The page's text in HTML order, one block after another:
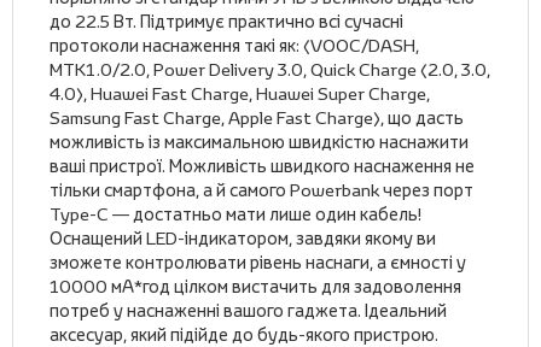
до 22.5 Вт. Підтримує практично всі сучасні
протоколи наснаження такі як: (VOOC/DASH,
MTK1.0/2.0, Power Delivery 3.0, Quick Charge (2.0, 3.0,
4.0), Huawei Fast Charge, Huawei Super Charge,
Samsung Fast Charge, Apple Fast Charge), що дасть
можливість із максимальною швидкістю наснажити
ваші пристрої. Можливість швидкого наснаження не
тільки смартфона, а й самого Powerbank через порт
Type-C — достатньо мати лише один кабель!
Оснащений LED-індикатором, завдяки якому ви
зможете контролювати рівень наснаги, а ємності у
10000 мА*год цілком вистачить для задоволення
потреб у наснаженні вашого гаджета. Ідеальний
аксесуар, який підійде до будь-якого пристрою.